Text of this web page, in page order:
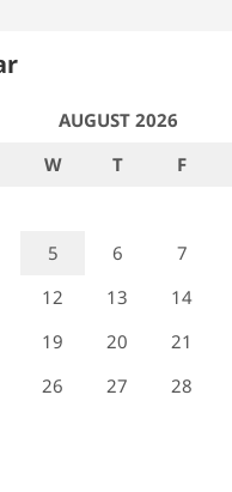
AUGUST 2026
W T F
5 6 7
12 13 14
19 20 21
26 27 28